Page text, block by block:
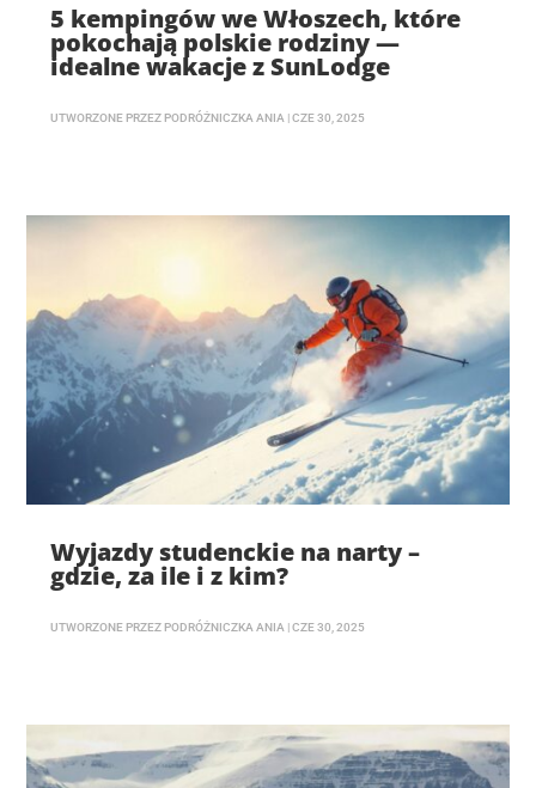
5 kempingów we Włoszech, które
pokochają polskie rodziny —
idealne wakacje z SunLodge
UTWORZONE PRZEZ PODRÓŻNICZKA ANIA |CZE 30, 2025
Wyjazdy studenckie na narty –
gdzie, za ile i z kim?
UTWORZONE PRZEZ PODRÓŻNICZKA ANIA |CZE 30, 2025